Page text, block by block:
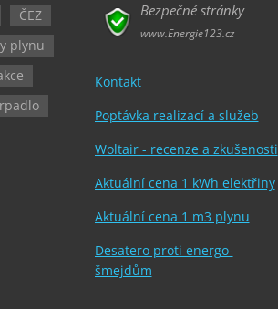
ČEZ
plynu
Bezpečné stránky
www.Energie123.cz
Kontakt
Poptávka realizací a služeb
Woltair - recenze a zkušenosti
Aktuální cena 1 kWh elektřiny
Aktuální cena 1 m3 plynu
Desatero proti energo-
šmejdům